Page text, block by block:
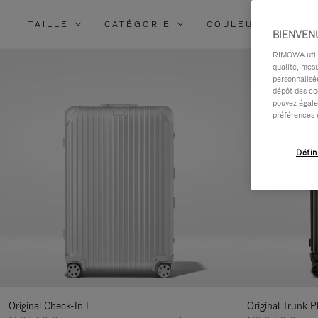
TAILLE CATÉGORIE COULEUR
Original Check-In L
Original Trunk
RIMOWA
qualité,
dépôt des
pouvez
préférences